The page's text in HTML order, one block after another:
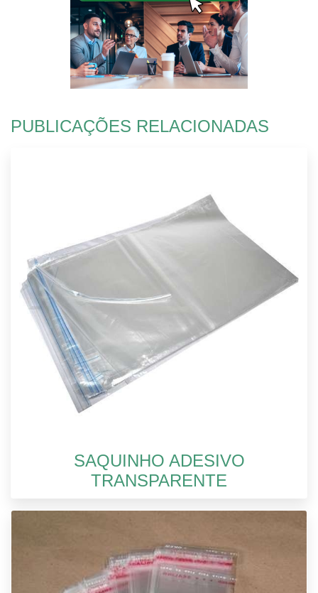
PUBLICAÇÕES RELACIONADAS
SAQUINHO ADESIVO
TRANSPARENTE